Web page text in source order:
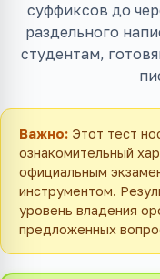
суффиксов до
раздельного
студентам,
Важно: Этот тест
ознакомительный
официальным
инструментом.
уровень владения
предложенных